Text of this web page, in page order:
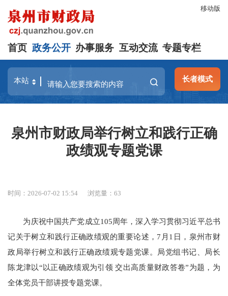
移动版
首页 政务公开 办事服务 互动交流 专题专栏
长者模式
泉州市财政局举行树立和践行正确
政绩观专题党课
时间：2026-07-02 15:54 浏览量：63
为庆祝中国共产党成立105周年，深入学习贯彻习近平总书
记关于树立和践行正确政绩观的重要论述，7月1日，泉州市财
政局举行树立和践行正确政绩观专题党课。局党组书记、局长
陈龙津以“以正确政绩观为引领 交出高质量财政答卷”为题，为
全体党员干部讲授专题党课。